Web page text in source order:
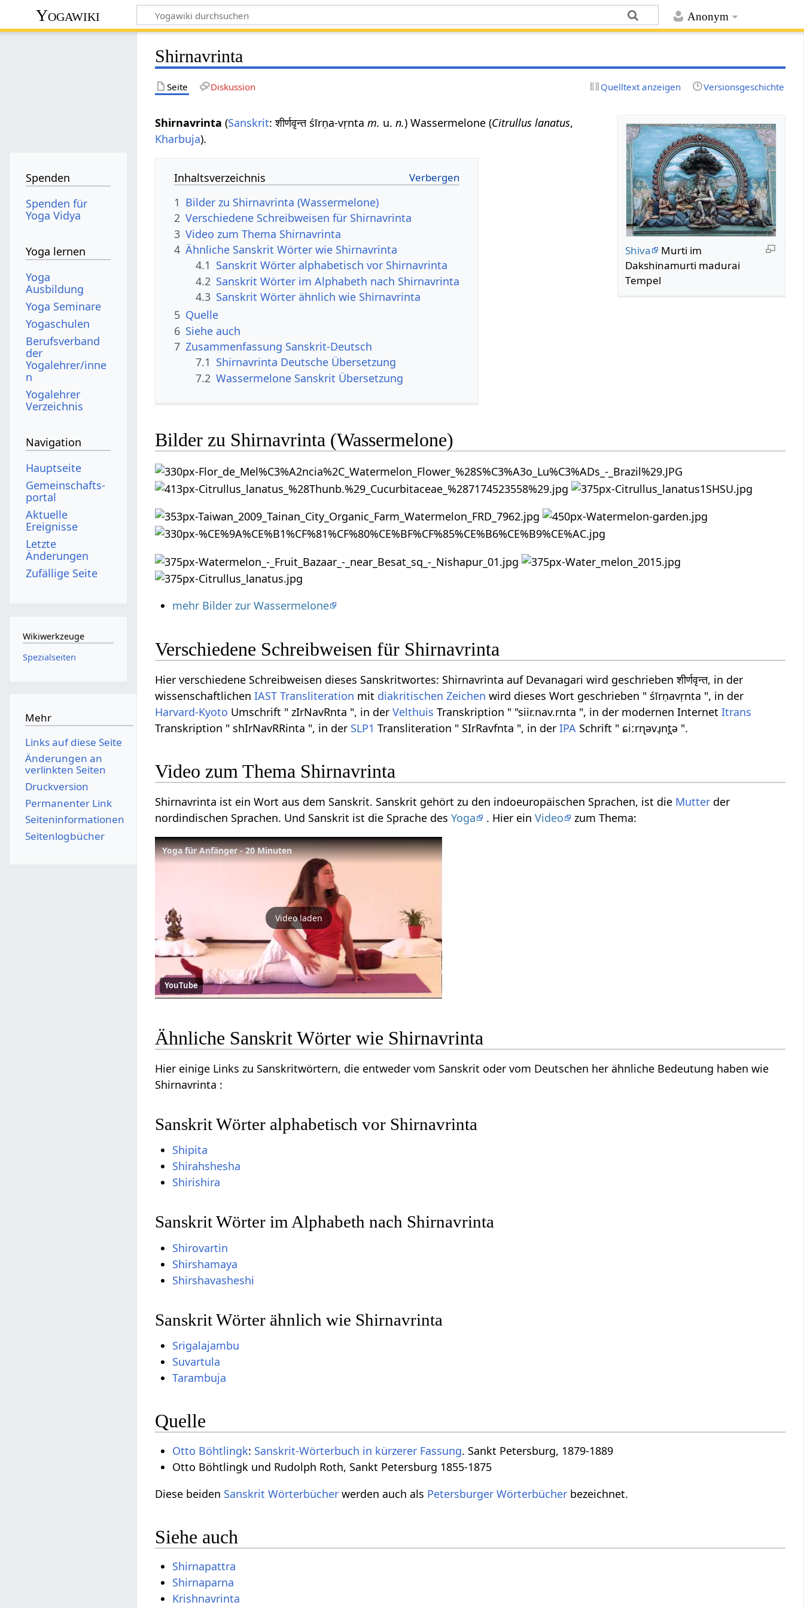
Anonym
Yogawiki
Shirnavrinta
Seite Diskussion Quelltext anzeigen Versionsgeschichte
Shiva
Murti im
Dakshinamurti madurai
Tempel
Shirnavrinta (Sanskrit: शीर्णवृन्त śīrṇa-vṛntam. u.n.) Wassermelone (Citrullus lanatus,
Kharbuja).
Inhaltsverzeichnis
1 Bilder zu Shirnavrinta (Wassermelone)
2 Verschiedene Schreibweisen für Shirnavrinta
3 Video zum Thema Shirnavrinta
4 Ähnliche Sanskrit Wörter wie Shirnavrinta
4.1 Sanskrit Wörter alphabetisch vor Shirnavrinta
4.2 Sanskrit Wörter im Alphabeth nach Shirnavrinta
4.3 Sanskrit Wörter ähnlich wie Shirnavrinta
5 Quelle
6 Siehe auch
7 Zusammenfassung Sanskrit-Deutsch
7.1 Shirnavrinta Deutsche Übersetzung
7.2 Wassermelone Sanskrit Übersetzung
Bilder zu Shirnavrinta (Wassermelone)
mehr Bilder zur Wassermelone
Verschiedene Schreibweisen für Shirnavrinta
Hier verschiedene Schreibweisen dieses Sanskritwortes: Shirnavrinta auf Devanagari wird geschrieben शीर्णवृन्त, in der
wissenschaftlichenIAST Transliteration mit diakritischen Zeichen wird dieses Wort geschrieben " śīrṇavṛnta ", in der
Harvard-Kyoto Umschrift " zIrNavRnta ", in derVelthuis Transkription " "siir.nav.rnta ", in der modernen InternetItrans
Transkription " shIrNavRRinta ", in der SLP1 Transliteration " SIrRavfnta ", in derIPA Schrift " ɕiːrɳəvɹ̩nt̪ə ".
Video zum Thema Shirnavrinta
Shirnavrinta ist ein Wort aus dem Sanskrit. Sanskrit gehört zu den indoeuropäischen Sprachen, ist die Mutter der
nordindischen Sprachen. Und Sanskrit ist die Sprache desYoga . Hier einVideo zum Thema:
Yoga für Anfänger - 20 Minuten
Video laden
YouTube
Ähnliche Sanskrit Wörter wie Shirnavrinta
Hier einige Links zu Sanskritwörtern, die entweder vom Sanskrit oder vom Deutschen her ähnliche Bedeutung haben wie
Shirnavrinta :
Sanskrit Wörter alphabetisch vor Shirnavrinta
Shipita
Shirahshesha
Shirishira
Sanskrit Wörter im Alphabeth nach Shirnavrinta
Shirovartin
Shirshamaya
Shirshavasheshi
Sanskrit Wörter ähnlich wie Shirnavrinta
Srigalajambu
Suvartula
Tarambuja
Quelle
Otto Böhtlingk: Sanskrit-Wörterbuch in kürzerer Fassung. Sankt Petersburg, 1879-1889
Otto Böhtlingk und Rudolph Roth, Sankt Petersburg 1855-1875
Diese beiden Sanskrit Wörterbücher werden auch als Petersburger Wörterbücher bezeichnet.
Siehe auch
Shirnapattra
Shirnaparna
Krishnavrinta
Spenden
Spenden für
Yoga Vidya
Yoga lernen
Yoga
Ausbildung
Yoga Seminare
Yogaschulen
Berufsverband
der
Yogalehrer/inne
n
Yogalehrer
Verzeichnis
Navigation
Hauptseite
Gemeinschafts­
portal
Aktuelle
Ereignisse
Letzte
Änderungen
Zufällige Seite
Wikiwerkzeuge
Spezialseiten
Mehr
Links auf diese Seite
Änderungen an
verlinkten Seiten
Druckversion
Permanenter Link
Seiten­­informationen
Seitenlogbücher